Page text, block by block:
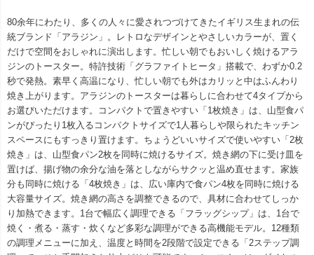
80余年にわたり、多くの人々に愛されつづけてきたイギリス生まれの伝
統ブランド「アラジン」。レトロなデザインとやさしいカラーが、置く
だけで空間をおしゃれに演出します。忙しい朝でもおいしく焼けるアラ
ジンのトースター。特許技術「グラファイトヒータ」搭載で、わずか0.2
秒で発熱。素早く高温になり、忙しい朝でも外はカリッと中はふんわり
焼き上がります。アラジンのトースターは暮らしに合わせて4タイプから
お選びいただけます。コンパクトで置きやすい「1枚焼き」は、山型食パ
ンがぴったり1枚入るコンパクトサイズで1人暮らしや限られたキッチン
スペースにもすっきり置けます。ちょうどいいサイズで使いやすい「2枚
焼き」は、山型食パン2枚を同時に焼けるサイズ。焼き網の下に受け皿を
置けば、揚げ物の余分な油を落としながらサクッと温め直せます。家族
分も同時に焼ける「4枚焼き」は、広い庫内で食パン4枚を同時に焼ける
大容量サイズ。焼き網の高さを調整できるので、具材に合わせてしっか
り加熱できます。1台で幅広く調理できる「フラッグシップ」は、1台で
焼く・煮る・蒸す・炊くなど多彩な調理ができる高機能モデル。12種類
の調理メニューに加え、温度と時間を2段階で設定できる「2ステップ調